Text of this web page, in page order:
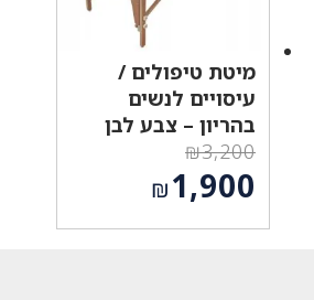
מיטת טיפולים /
עיסויים לנשים
בהריון – צבע לבן
₪3,200
המחיר
המקורי
היה:
₪1,900